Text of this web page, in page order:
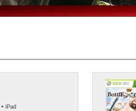
• iPad